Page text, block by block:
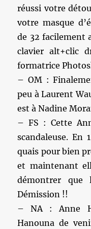
réussi votre
votre masque
de 32 facilement
clavier alt+clic
formatrice
– OM :
peu à Laurent
est à Nadine
– FS : Cette
scandaleuse.
quais pour bien
et maintenant
démontrer que
Démission !!
– NA : Anne
Hanouna de